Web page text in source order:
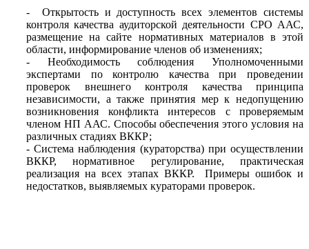
- Открытость и доступность всех элементов системы
контроля качества аудиторской деятельности СРО ААС,
размещение на сайте нормативных материалов в этой
области, информирование членов об изменениях;
- Необходимость соблюдения Уполномоченными
экспертами по контролю качества при проведении
проверок внешнего контроля качества принципа
независимости, а также принятия мер к недопущению
возникновения конфликта интересов с проверяемым
членом НП ААС. Способы обеспечения этого условия на
различных стадиях ВККР;
- Система наблюдения (кураторства) при осуществлении
ВККР, нормативное регулирование, практическая
реализация на всех этапах ВККР. Примеры ошибок и
недостатков, выявляемых кураторами проверок.